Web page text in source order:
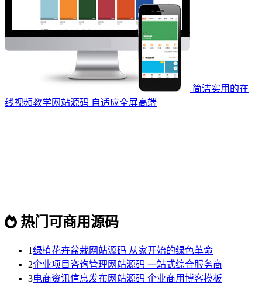
简洁实用的在
线视频教学网站源码 自适应全屏高端
热门可商用源码
1绿植花卉盆栽网站源码 从家开始的绿色革命
2企业项目咨询管理网站源码 一站式综合服务商
3电商资讯信息发布网站源码 企业商用博客模板